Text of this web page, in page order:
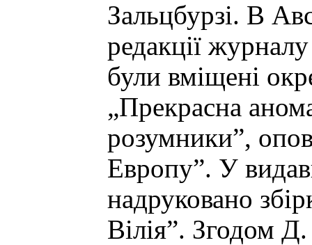
Зальцбурзі. В
редакції
були вміщені
„Прекрасна
розумники”,
Европу”. У
надруковано
Вілія”. Згодом